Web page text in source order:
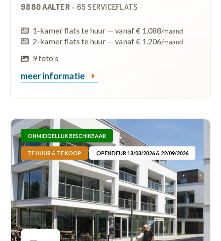
9880 AALTER - 65 SERVICEFLATS
1-kamer flats te huur — vanaf € 1.088/maand
2-kamer flats te huur — vanaf € 1.206/maand
9 foto's
meer informatie
ONMIDDELLIJK BESCHIKBAAR
TE HUUR & TE KOOP OPENDEUR 18/08/2026 & 22/09/2026